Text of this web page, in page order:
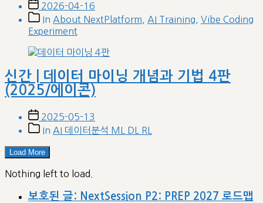
Post
date
2026-04-16
Post
categories
In About NextPlatform AI Training
Vibe Coding
Experiment
신간 | 데이터 마이닝 개념과 기법 4판
(2025/에이콘)
Post
date
2025-05-13
PostIn AI 데이터분석 ML DL RL
Load More
Nothing left to load.
보호된 글: NextSession P2: PREP 2027 로드맵